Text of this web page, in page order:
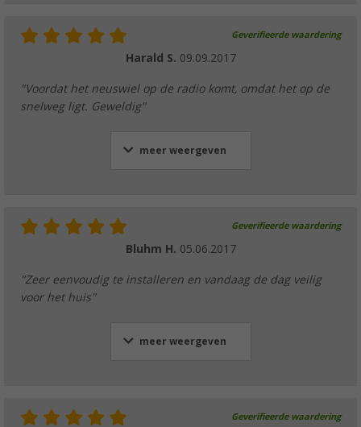
Geverifieerde waardering
Harald S. 09.09.2017
"Voordat het neuswiel op de radio komt, omdat het op de
snelweg ligt. Geweldig"
meer weergeven
Geverifieerde waardering
Bluhm H. 05.06.2017
"Zeer eenvoudig te installeren en vandaag de dag veilig
voor het huis"
meer weergeven
Geverifieerde waardering